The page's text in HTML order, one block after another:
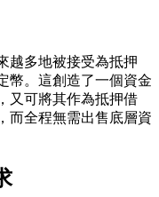
越多地被接受為抵押
幣。這創造了一個資金
又可將其作為抵押借
而全程無需出售底層資